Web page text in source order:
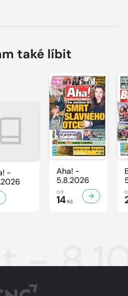
také líbit
-
Aha! -
5.8.2026
od
14Kč
-